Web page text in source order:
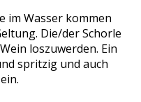
im Wasser kommen
Die/der Schorle
loszuwerden. Ein
spritzig und auch